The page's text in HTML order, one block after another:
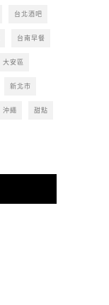
台北酒吧
台南早餐
大安區
新北市
沖繩 甜點